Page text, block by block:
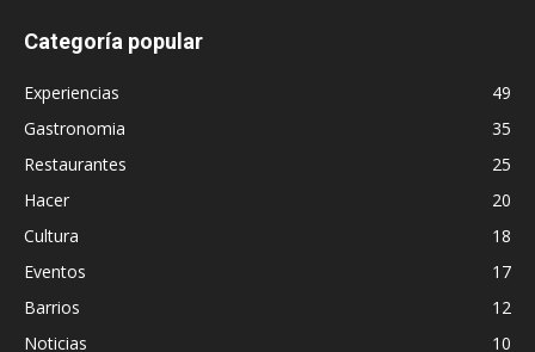
Categoría popular
Experiencias
49
Gastronomia
35
Restaurantes
25
Hacer
20
Cultura
18
Eventos
17
Barrios
12
Noticias
10